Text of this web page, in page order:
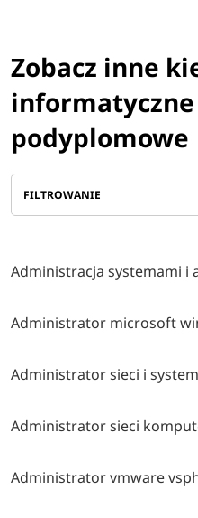
Zobacz inne
informatyczne
podyplomowe
FILTROWANIE
Administracja systemami i
Administrator microsoft
Administrator sieci i
Administrator sieci
Administrator vmware